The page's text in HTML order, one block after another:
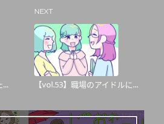
...
NEXT
【vol.53】職場のアイドルに...